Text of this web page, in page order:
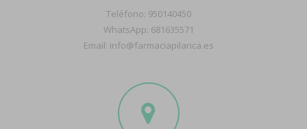
Teléfono: 950140450
WhatsApp: 681635571
Email: info@farmaciapilarica.es